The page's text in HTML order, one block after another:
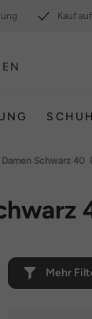
Kauf
Damen Schwarz 40
Mehr